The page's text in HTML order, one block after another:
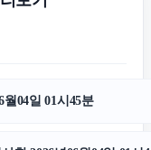
04일 01시45분